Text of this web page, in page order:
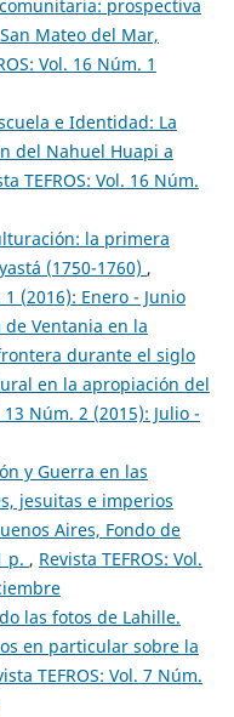
prospectiva
Mateo del Mar,
Vol. 16 Núm. 1
e Identidad: La
del Nahuel Huapi a
TEFROS: Vol. 16 Núm.
la primera
(1750-1760) ,
1 (2016): Enero - Junio
de Ventania en la
durante el siglo
en la apropiación del
13 Núm. 2 (2015): Julio -
y Guerra en las
jesuitas e imperios
Aires, Fondo de
p. , Revista TEFROS: Vol.
las fotos de Lahille.
en particular sobre la
TEFROS: Vol. 7 Núm.